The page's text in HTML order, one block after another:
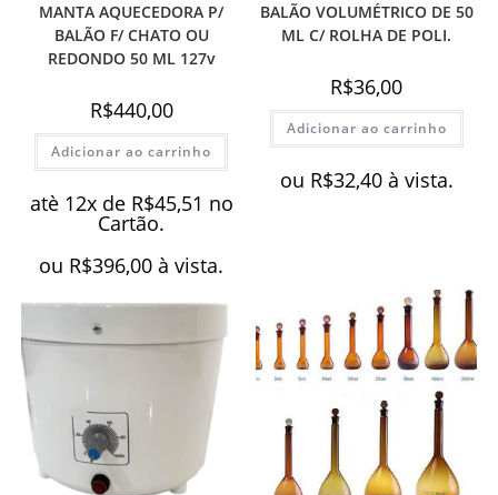
MANTA AQUECEDORA P/
BALÃO F/ CHATO OU
REDONDO 50 ML 127v
R$440,00
Adicionar ao carrinho
atè 12x de R$45,51 no
Cartão.
ou R$396,00 à vista.
BALÃO VOLUMÉTRICO DE 50
ML C/ ROLHA DE POLI.
R$36,00
Adicionar ao carrinho
ou R$32,40 à vista.